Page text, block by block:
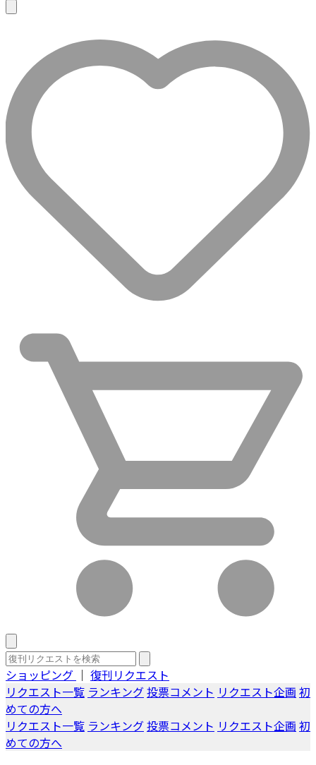
ショッピング ｜ 復刊リクエスト
リクエスト一覧 ランキング投票コメント リクエスト企画 初
めての方へ
リクエスト一覧 ランキング投票コメント リクエスト企画 初
めての方へ